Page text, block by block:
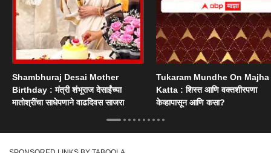
Shambhuraj Desai Mother
Birthday : मंत्री शंभूराज देसाईंच्या
मातोश्रींचा साधेपणाने वाढदिवस साजरा
Tukaram Mundhe On Majha
Katta : शिस्त आणि वक्तशीरपणा
केव्हापासून आणि कसा?